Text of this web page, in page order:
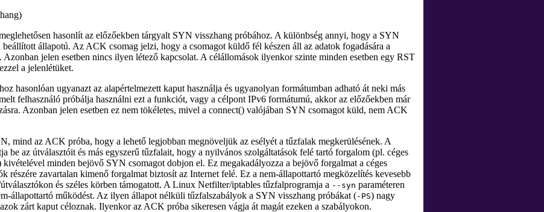
hasonlít az előzőekben tárgyalt SYN visszhang próbához. A különbség annyi, hogy a SYN
állapotú. Az ACK csomag jelzi, hogy a csomagot küldő fél készen áll az adatok fogadására a
Azonban jelen esetben nincs ilyen létező kapcsolat. A célállomások ilyenkor szinte minden esetben egy RST
a jelenlétüket.
hasonlóan ugyanazt az alapértelmezett kaput használja és ugyanolyan formátumban adható át neki más
felhasználó próbálja használni ezt a funkciót, vagy a célpont IPv6 formátumú, akkor az előzőekben már
Azonban jelen esetben ez nem tökéletes, mivel a connect() valójában SYN csomagot küld, nem ACK
mind az ACK próba, hogy a lehető legjobban megnöveljük az esélyét a tűzfalak megkerülésének. A
be az útválasztóit és más egyszerű tűzfalait, hogy a nyilvános szolgáltatások felé tartó forgalom (pl. céges
minden bejövő SYN csomagot dobjon el. Ez megakadályozza a bejövő forgalmat a céges
részére zavartalan kimenő forgalmat biztosít az Internet felé. Ez a nem-állapottartó megközelítés kevesebb
és széles körben támogatott. A Linux Netfilter/iptables tűzfalprogramja a --syn paraméteren
állapottartó működést. Az ilyen állapot nélküli tűzfalszabályok a SYN visszhang próbákat (-PS) nagy
zárt kaput céloznak. Ilyenkor az ACK próba sikeresen vágja át magát ezeken a szabályokon.